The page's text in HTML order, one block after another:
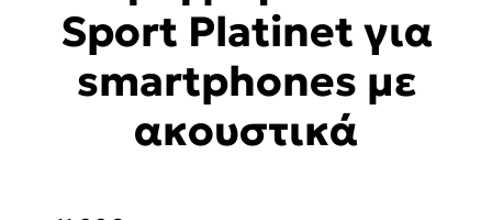
Sport Platinet για
smartphones με
ακουστικά